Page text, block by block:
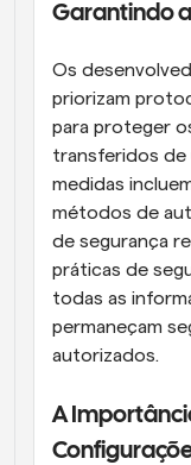
Garantindo
Os
priorizam
para proteger
transferidos de
medidas
métodos de
de segurança
práticas de
todas as
permaneçam
autorizados.
A